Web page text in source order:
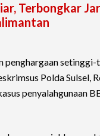
Terbongkar
penghargaan
Polda Sulsel,
penyalahgunaan